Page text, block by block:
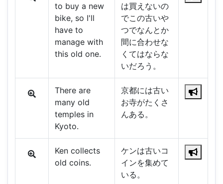
to buy a new
bike, so I'll
have to
manage with
this old one.
は買えないの
でこの古いや
つでなんとか
間に合わせな
くてはならな
いだろう。
There are
many old
temples in
Kyoto.
京都には古い
お寺がたくさ
んある。
Ken collects
old coins.
ケンは古いコ
インを集めて
いる。